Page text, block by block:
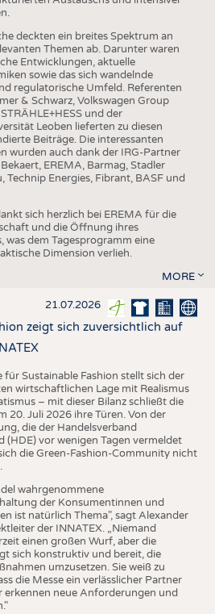
deckten ein breites Spektrum an
Themen ab. Darunter waren
Entwicklungen, aktuelle
sowie das sich wandelnde
regulatorische Umfeld. Referenten
& Schwarz, Volkswagen Group
und der
Leoben lieferten zu diesen
Beiträge. Die interessanten
wurden auch dank der IRG-Partner
EREMA, Barmag, Stadler
Technip Energies, Fibrant, BASF und
sich herzlich bei EREMA für die
und die Öffnung ihres
was dem Tagesprogramm eine
Dimension verlieh.
MORE
21.07.2026
zeigt sich zuversichtlich auf
für Sustainable Fashion stellt sich der
wirtschaftlichen Lage mit Realismus
– mit dieser Bilanz schließt die
20. Juli 2026 ihre Türen. Von der
die der Handelsverband
(HDE) vor wenigen Tagen vermeldet
die Green-Fashion-Community nicht
wahrgenommene
der Konsumentinnen und
ist natürlich Thema", sagt Alexander
der INNATEX. „Niemand
einen großen Wurf, aber die
sich konstruktiv und bereit, die
umzusetzen. Sie weiß zu
die Messe ein verlässlicher Partner
erkennen neue Anforderungen und